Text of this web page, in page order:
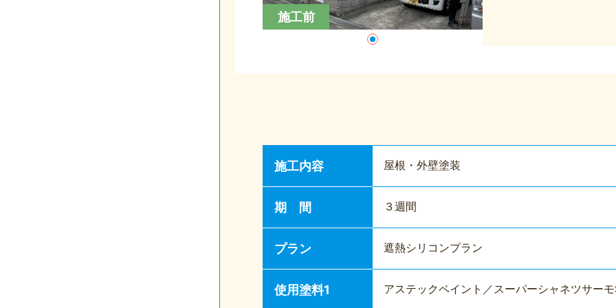
施工前
施工内容 屋根・外壁塗装
期 間 ３週間
プラン 遮熱シリコンプラン
使用塗料1 アステックペイント／スーパーシャネツサー